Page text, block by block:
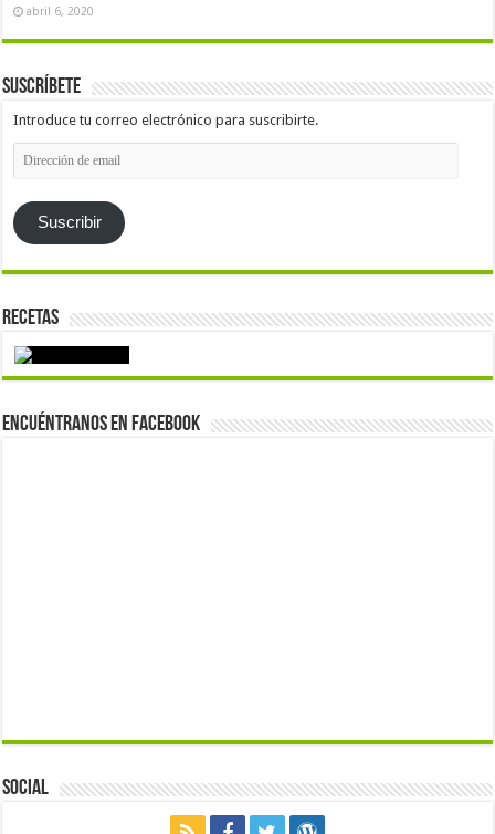
abril 6, 2020
Suscríbete
Introduce tu correo electrónico para suscribirte.
Dirección
de
email
Suscribir
Recetas
Encuéntranos en Facebook
Social